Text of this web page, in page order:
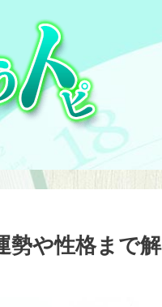
勢や性格まで解